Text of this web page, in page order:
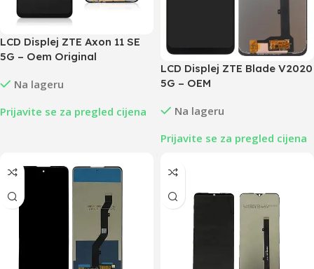
LCD Displej ZTE Axon 11 SE
5G – Oem Original
Na lageru
Prijavite se za pregled cijena
LCD Displej ZTE Blade V2020
5G – OEM
Na lageru
Prijavite se za pregled cijena